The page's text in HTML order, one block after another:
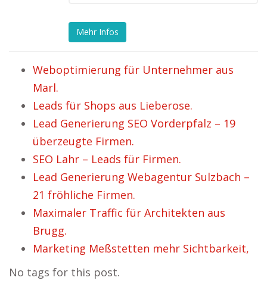
Mehr Infos
Weboptimierung für Unternehmer aus
Marl.
Leads für Shops aus Lieberose.
Lead Generierung SEO Vorderpfalz – 19
überzeugte Firmen.
SEO Lahr – Leads für Firmen.
Lead Generierung Webagentur Sulzbach –
21 fröhliche Firmen.
Maximaler Traffic für Architekten aus
Brugg.
Marketing Meßstetten mehr Sichtbarkeit,
No tags for this post.